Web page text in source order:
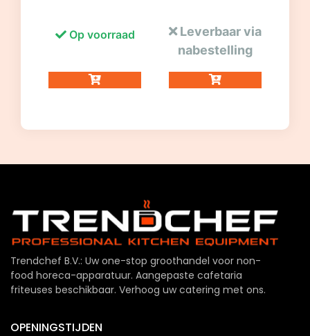
Op voorraad
Leverbaar via
nabestelling
Trendchef B.V.: Uw one-stop groothandel voor non-
food horeca-apparatuur. Aangepaste cafetaria
friteuses beschikbaar. Verhoog uw catering met ons.
OPENINGSTIJDEN